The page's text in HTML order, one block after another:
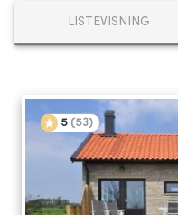
LISTEVISNING
5 (53)